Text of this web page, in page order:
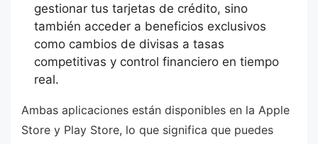
gestionar tus tarjetas de crédito, sino
también acceder a beneficios exclusivos
como cambios de divisas a tasas
competitivas y control financiero en tiempo
real.
Ambas aplicaciones están disponibles en la Apple
Store y Play Store, lo que significa que puedes